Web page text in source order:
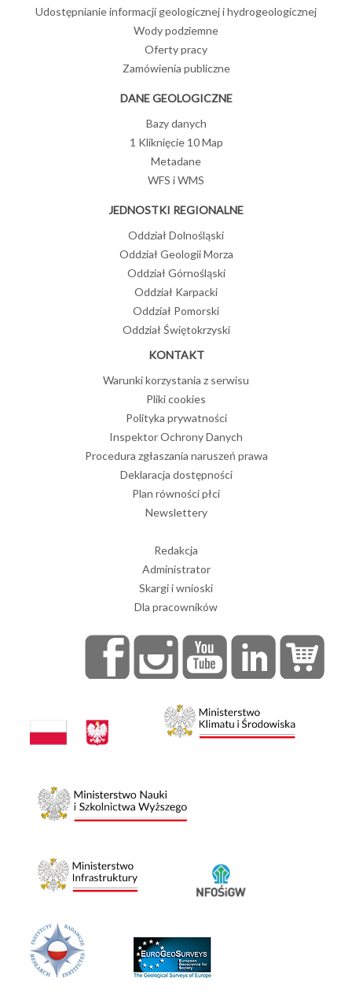
Udostępnianie informacji geologicznej i hydrogeologicznej
Wody podziemne
Oferty pracy
Zamówienia publiczne
DANE GEOLOGICZNE
Bazy danych
1 Kliknięcie 10 Map
Metadane
WFS i WMS
JEDNOSTKI REGIONALNE
Oddział Dolnośląski
Oddział Geologii Morza
Oddział Górnośląski
Oddział Karpacki
Oddział Pomorski
Oddział Świętokrzyski
KONTAKT
Warunki korzystania z serwisu
Pliki cookies
Polityka prywatności
Inspektor Ochrony Danych
Procedura zgłaszania naruszeń prawa
Deklaracja dostępności
Plan równości płci
Newslettery
Redakcja
Administrator
Skargi i wnioski
Dla pracowników